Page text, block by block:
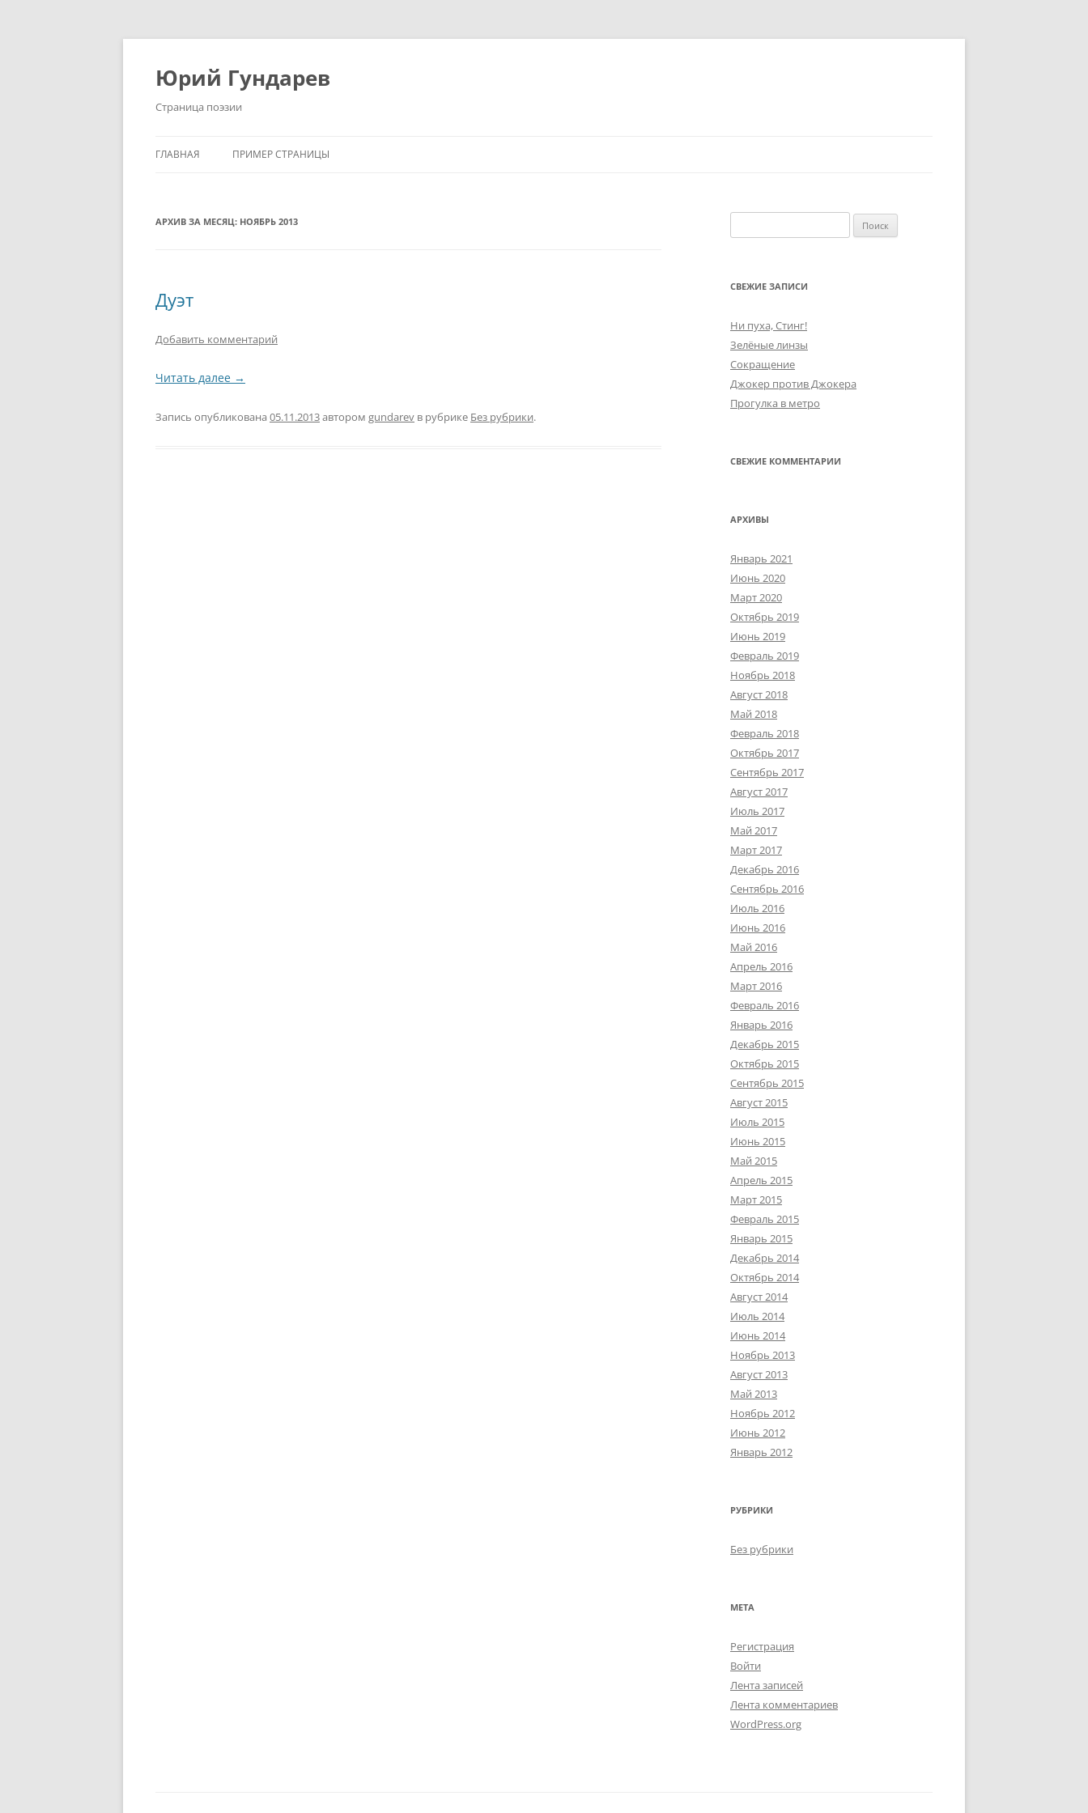
Перейти
содержимому
Юрий Гундарев
Страница поэзии
ГЛАВНАЯ ПРИМЕР СТРАНИЦЫ
АРХИВ ЗА МЕСЯЦ: НОЯБРЬ 2013
Дуэт
Добавить комментарий
Читать далее →
Запись опубликована 05.11.2013автором gundarev в рубрике Без рубрики.
СВЕЖИЕ ЗАПИСИ
Ни пуха, Стинг!
Зелёные линзы
Сокращение
Джокер против Джокера
Прогулка в метро
СВЕЖИЕ КОММЕНТАРИИ
АРХИВЫ
Январь 2021
Июнь 2020
Март 2020
Октябрь 2019
Июнь 2019
Февраль 2019
Ноябрь 2018
Август 2018
Май 2018
Февраль 2018
Октябрь 2017
Сентябрь 2017
Август 2017
Июль 2017
Май 2017
Март 2017
Декабрь 2016
Сентябрь 2016
Июль 2016
Июнь 2016
Май 2016
Апрель 2016
Март 2016
Февраль 2016
Январь 2016
Декабрь 2015
Октябрь 2015
Сентябрь 2015
Август 2015
Июль 2015
Июнь 2015
Май 2015
Апрель 2015
Март 2015
Февраль 2015
Январь 2015
Декабрь 2014
Октябрь 2014
Август 2014
Июль 2014
Июнь 2014
Ноябрь 2013
Август 2013
Май 2013
Ноябрь 2012
Июнь 2012
Январь 2012
РУБРИКИ
Без рубрики
МЕТА
Регистрация
Войти
Лента записей
Лента комментариев
WordPress.org